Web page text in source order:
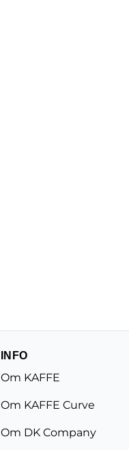
INFO
Om KAFFE
Om KAFFE Curve
Om DK Company